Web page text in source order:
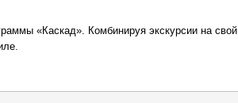
«Каскад». Комбинируя экскурсии на свой